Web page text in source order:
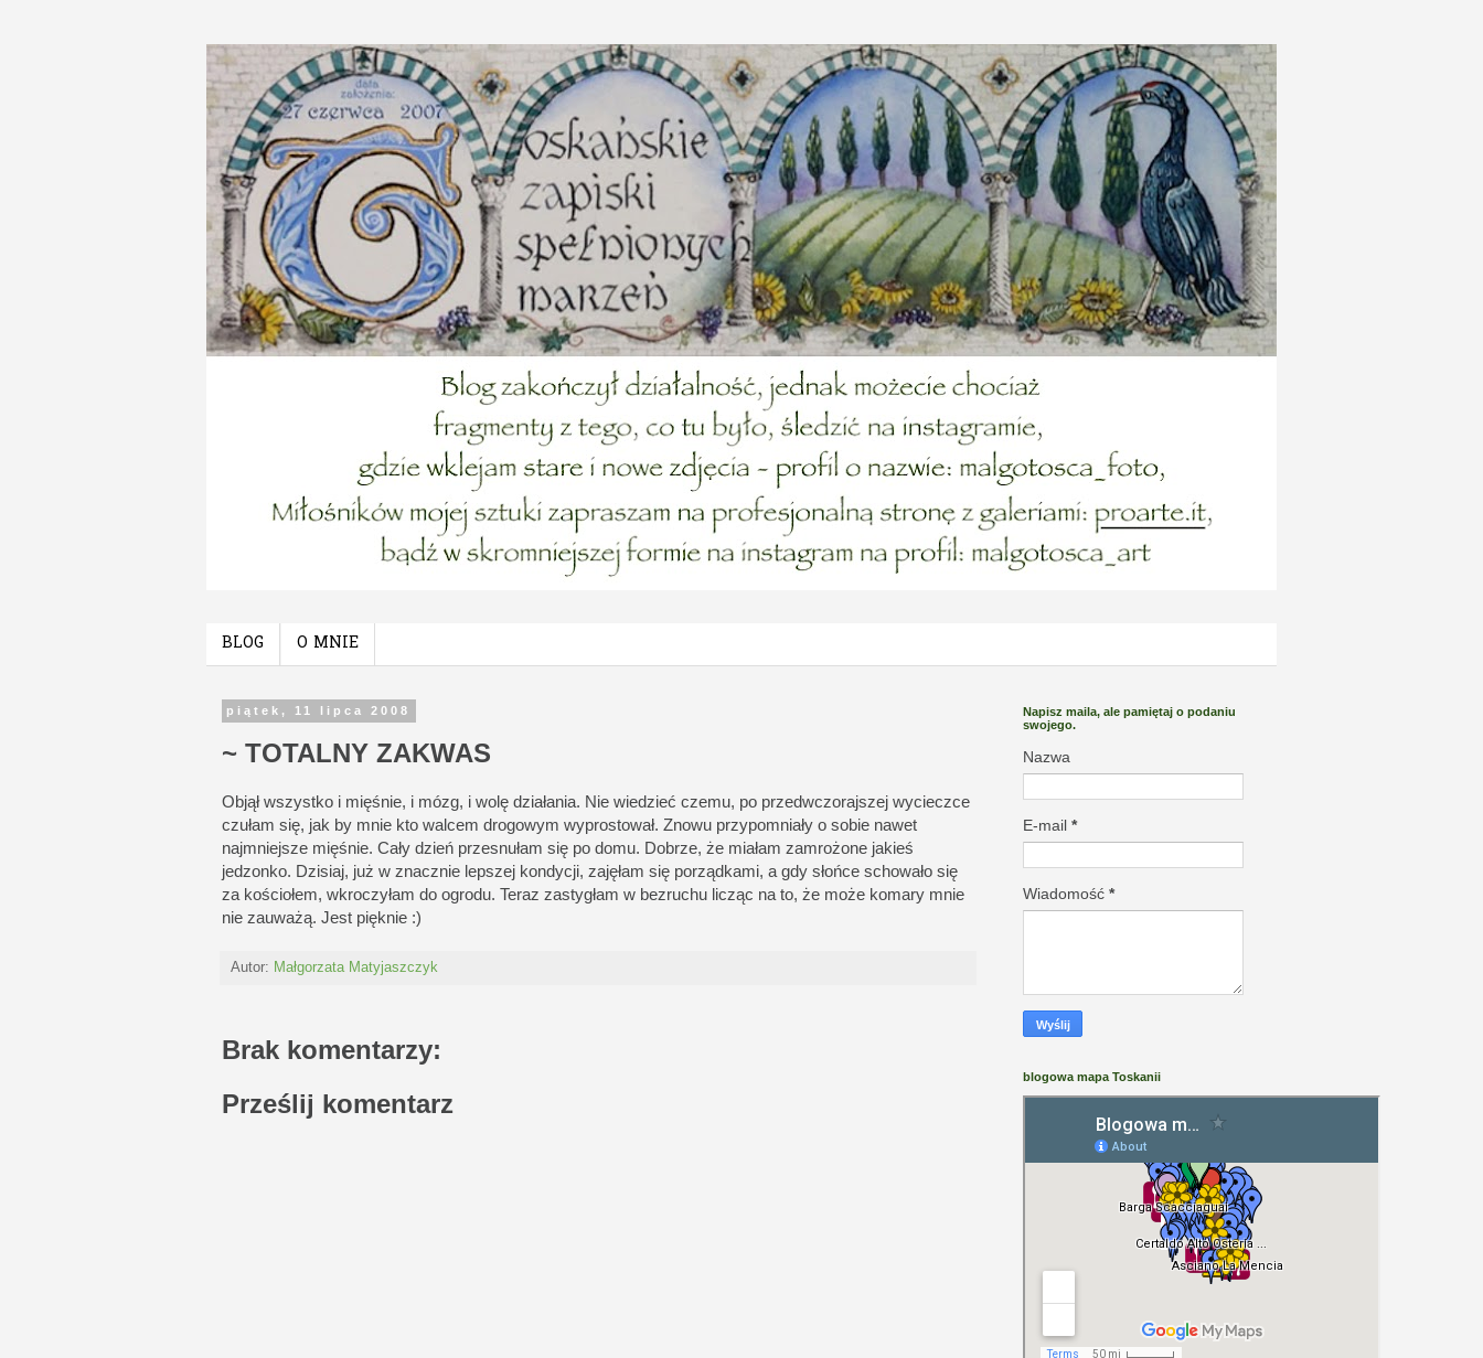
BLOG O MNIE
piątek, 11 lipca 2008
~ TOTALNY ZAKWAS
Objął wszystko i mięśnie, i mózg, i wolę działania. Nie wiedzieć czemu, po przedwczorajszej wycieczce
czułam się, jak by mnie kto walcem drogowym wyprostował. Znowu przypomniały o sobie nawet
najmniejsze mięśnie. Cały dzień przesnułam się po domu. Dobrze, że miałam zamrożone jakieś
jedzonko. Dzisiaj, już w znacznie lepszej kondycji, zajęłam się porządkami, a gdy słońce schowało się
za kościołem, wkroczyłam do ogrodu. Teraz zastygłam w bezruchu licząc na to, że może komary mnie
nie zauważą. Jest pięknie :)
Autor: Małgorzata Matyjaszczyk
Brak komentarzy:
Prześlij komentarz
Napisz maila, ale pamiętaj o podaniu
swojego.
Nazwa
E-mail *
Wiadomość *
blogowa mapa Toskanii